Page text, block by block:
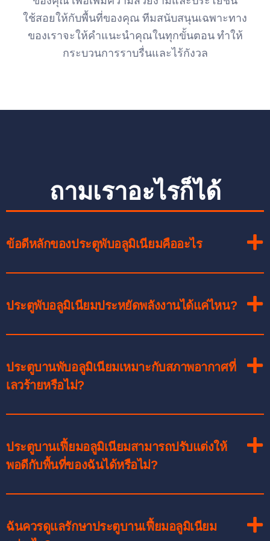
ใช้สอยให้กับพื้นที่ของคุณ ทีมสนับสนุนเฉพาะทาง
ของเราจะให้คำแนะนำคุณในทุกขั้นตอน ทำให้
กระบวนการราบรื่นและไร้กังวล
ถามเราอะไรก็ได้
ข้อดีหลักของประตูพับอลูมิเนียมคืออะไร
ประตูพับอลูมิเนียมประหยัดพลังงานได้แค่ไหน?
ประตูบานพับอลูมิเนียมเหมาะกับสภาพอากาศที่
เลวร้ายหรือไม่?
ประตูบานเฟี้ยมอลูมิเนียมสามารถปรับแต่งให้
พอดีกับพื้นที่ของฉันได้หรือไม่?
ฉันควรดูแลรักษาประตูบานเฟี้ยมอลูมิเนียม